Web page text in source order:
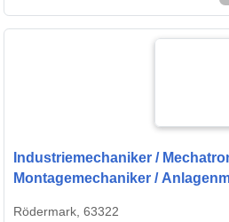
Industriemechaniker /
Montagemechaniker /
Rödermark, 63322